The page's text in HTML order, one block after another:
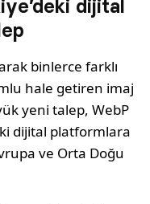
dijital
binlerce farklı
hale getiren imaj
yeni talep, WebP
dijital platformlara
ve Orta Doğu